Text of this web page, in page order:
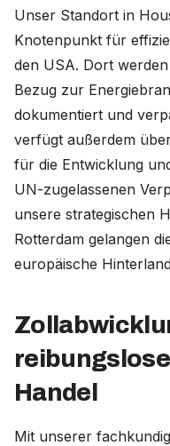
Unser Standort in
Knotenpunkt für
den USA. Dort
Bezug zur
dokumentiert und
verfügt außerdem
für die Entwicklung
UN-zugelassenen
unsere strategischen
Rotterdam gelangen
europäische
Handel
Mit unserer